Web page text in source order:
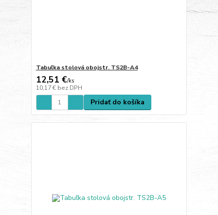
Tabuľka stolová obojstr. TS2B-A4
12,51 €/ks
10,17 € bez DPH
Pridať do košíka